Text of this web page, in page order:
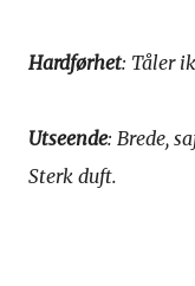
Hardførhet: Tåler
Utseende: Brede,
Sterk duft.